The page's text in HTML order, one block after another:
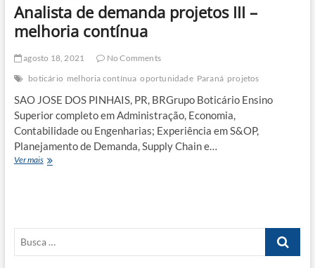
Analista de demanda projetos III –
melhoria contínua
agosto 18, 2021
No Comments
boticário melhoria contínua oportunidade Paraná projetos
SAO JOSE DOS PINHAIS, PR, BRGrupo Boticário Ensino
Superior completo em Administração, Economia,
Contabilidade ou Engenharias; Experiência em S&OP,
Planejamento de Demanda, Supply Chain e…
Ver maisAnalista
contínua
Busca